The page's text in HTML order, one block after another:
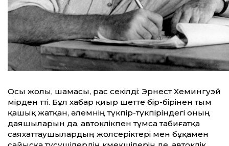
Осы жолы, шамасы, рас секілді: Эрнест Хемингуэй
өмірден өт­ті. Бұл хабар қиыр шет­те бір-бірінен тым
қашық жатқан, әлемнің түкпір-түкпіріндегі оның
даяшыларын да, автокөлікпен тұмса табиғатқа
саяхат­таушылардың жолсеріктері мен бұқамен